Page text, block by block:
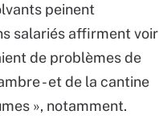
peinent
salariés affirment voir
de problèmes de
- et de la cantine
», notamment.